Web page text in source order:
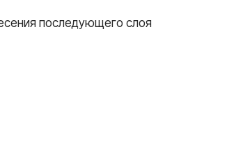
последующего слоя